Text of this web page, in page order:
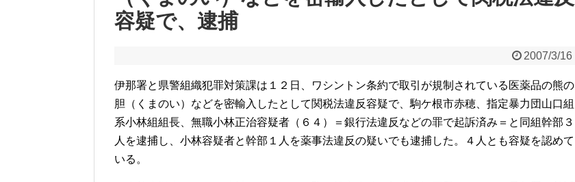
容疑で、逮捕
2007/3/16
伊那署と県警組織犯罪対策課は１２日、ワシントン条約で取引が規制されている医薬品の熊の
胆（くまのい）などを密輸入したとして関税法違反容疑で、駒ケ根市赤穂、指定暴力団山口組
系小林組組長、無職小林正治容疑者（６４）＝銀行法違反などの罪で起訴済み＝と同組幹部３
人を逮捕し、小林容疑者と幹部１人を薬事法違反の疑いでも逮捕した。４人とも容疑を認めて
いる。